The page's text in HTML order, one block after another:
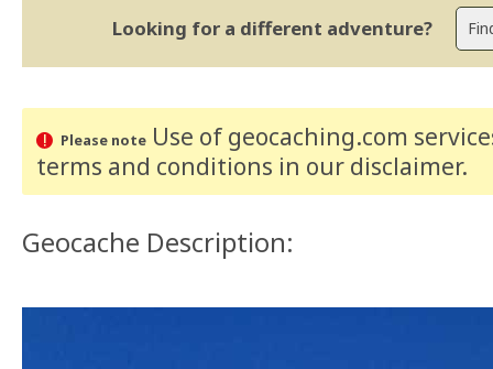
Looking for a different adventure?
Please noteUse of geocaching.com
terms and conditions in our disclaimer.
Geocache Description: